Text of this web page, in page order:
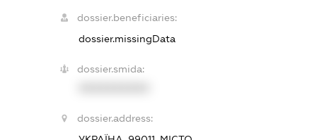
dossier.beneficiaries:
dossier.missingData
dossier.smida:
dossier.address: